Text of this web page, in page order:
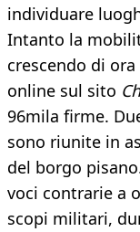
individuare
Intanto la
crescendo di
online sul sito
96mila firme.
sono riunite in
del borgo
voci contrarie a
scopi militari,